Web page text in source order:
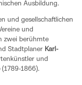
Ausbildung.
und gesellschaftlichen
und
zwei berühmte
Stadtplaner Karl-
und
(1789-1866).